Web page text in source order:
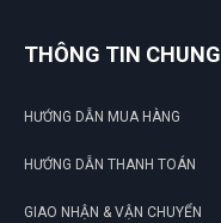
THÔNG TIN CHUNG
HƯỚNG DẪN MUA HÀNG
HƯỚNG DẪN THANH TOÁN
GIAO NHẬN & VẬN CHUYỂN